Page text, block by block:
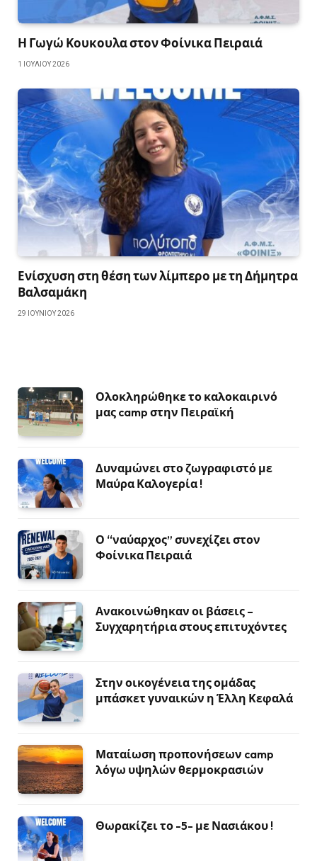
Η Γωγώ Κουκουλα στον Φοίνικα Πειραιά
1 ΙΟΥΛΊΟΥ 2026
Ενίσχυση στη θέση των λίμπερο με τη Δήμητρα
Βαλσαμάκη
29 ΙΟΥΝΊΟΥ 2026
Ολοκληρώθηκε το καλοκαιρινό
μας camp στην Πειραϊκή
Δυναμώνει στο ζωγραφιστό με
Μαύρα Καλογερία !
Ο “ναύαρχος” συνεχίζει στον
Φοίνικα Πειραιά
Ανακοινώθηκαν οι βάσεις –
Συγχαρητήρια στους επιτυχόντες
Στην οικογένεια της ομάδας
μπάσκετ γυναικών η Έλλη Κεφαλά
Ματαίωση προπονήσεων camp
λόγω υψηλών θερμοκρασιών
Θωρακίζει το -5- με Νασιάκου !